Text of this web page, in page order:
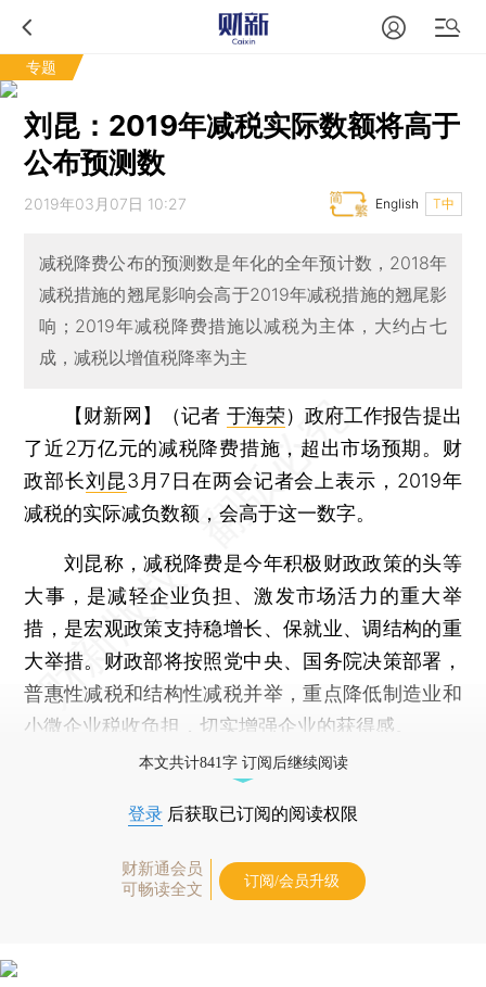
专题
刘昆：2019年减税实际数额将高于
公布预测数
2019年03月07日 10:27 T中
English
减税降费公布的预测数是年化的全年预计数，2018年
减税措施的翘尾影响会高于2019年减税措施的翘尾影
响；2019年减税降费措施以减税为主体，大约占七
成，减税以增值税降率为主
【财新网】（记者 于海荣） 政府工作报告提出
了近2万亿元的减税降费措施，超出市场预期。财
政部长刘昆3月7日在两会记者会上表示，2019年
减税的实际减负数额，会高于这一数字。
刘昆称，减税降费是今年积极财政政策的头等
大事，是减轻企业负担、激发市场活力的重大举
措，是宏观政策支持稳增长、保就业、调结构的重
大举措。财政部将按照党中央、国务院决策部署，
普惠性减税和结构性减税并举，重点降低制造业和
小微企业税收负担，切实增强企业的获得感。
本文共计841字 订阅后继续阅读
登录 后获取已订阅的阅读权限
财新通会员
可畅读全文
订阅/会员升级